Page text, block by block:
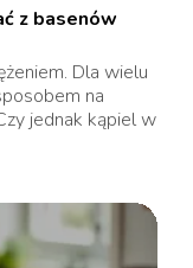
z basenów
Dla wielu
na
jednak kąpiel w